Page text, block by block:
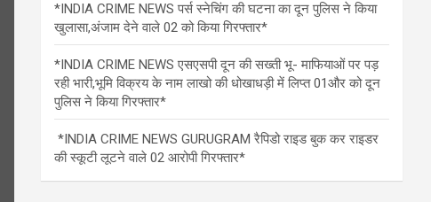
*INDIA CRIME NEWS पर्स स्नेचिंग की घटना का दून पुलिस ने किया
खुलासा,अंजाम देने वाले 02 को किया गिरफ्तार*
*INDIA CRIME NEWS एसएसपी दून की सख्ती भू- माफियाओं पर पड़
रही भारी,भूमि विक्रय के नाम लाखो की धोखाधड़ी में लिप्त 01और को दून
पुलिस ने किया गिरफ्तार*
*INDIA CRIME NEWS GURUGRAM रैपिडो राइड बुक कर राइडर
की स्कूटी लूटने वाले 02 आरोपी गिरफ्तार*